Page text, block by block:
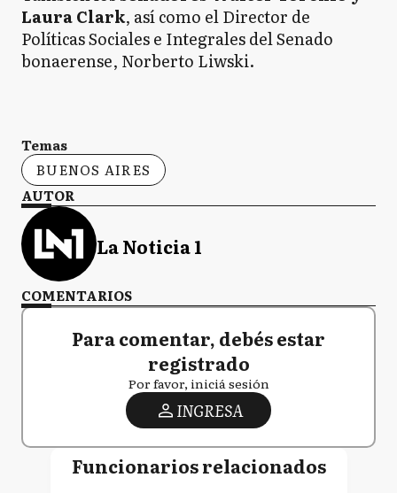
Laura Clark, así como el Director de
Políticas Sociales e Integrales del Senado
bonaerense, Norberto Liwski.
Temas
BUENOS AIRES
AUTOR
La Noticia 1
COMENTARIOS
Para comentar, debés estar
registrado
Por favor, iniciá sesión
INGRESA
Funcionarios relacionados